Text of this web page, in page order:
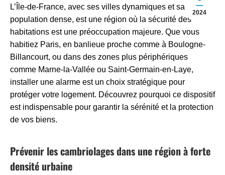
2024
L’Île-de-France, avec ses villes dynamiques et sa
population dense, est une région où la sécurité des
habitations est une préoccupation majeure. Que vous
habitiez Paris, en banlieue proche comme à Boulogne-
Billancourt, ou dans des zones plus périphériques
comme Marne-la-Vallée ou Saint-Germain-en-Laye,
installer une alarme est un choix stratégique pour
protéger votre logement. Découvrez pourquoi ce dispositif
est indispensable pour garantir la sérénité et la protection
de vos biens.
Prévenir les cambriolages dans une région à forte
densité urbaine